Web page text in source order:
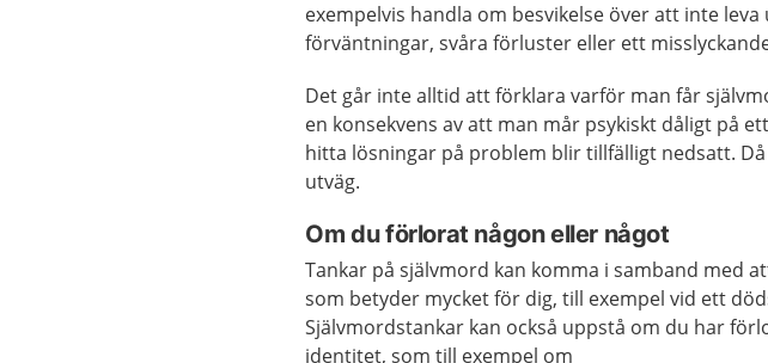
exempelvis handla om besvikelse över att inte
förväntningar, svåra förluster eller ett
Det går inte alltid att förklara varför man får
en konsekvens av att man mår psykiskt dåligt på
hitta lösningar på problem blir tillfälligt nedsatt.
utväg.
Om du förlorat någon eller något
Tankar på självmord kan komma i samband med
som betyder mycket för dig, till exempel vid ett
Självmordstankar kan också uppstå om du har
identitet, som till exempel om